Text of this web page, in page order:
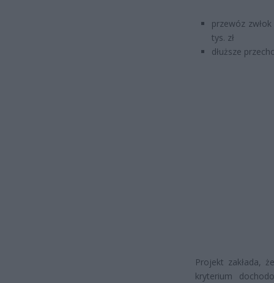
przewóz
tys. zł
dłuższe
Projekt zakłada,
kryterium